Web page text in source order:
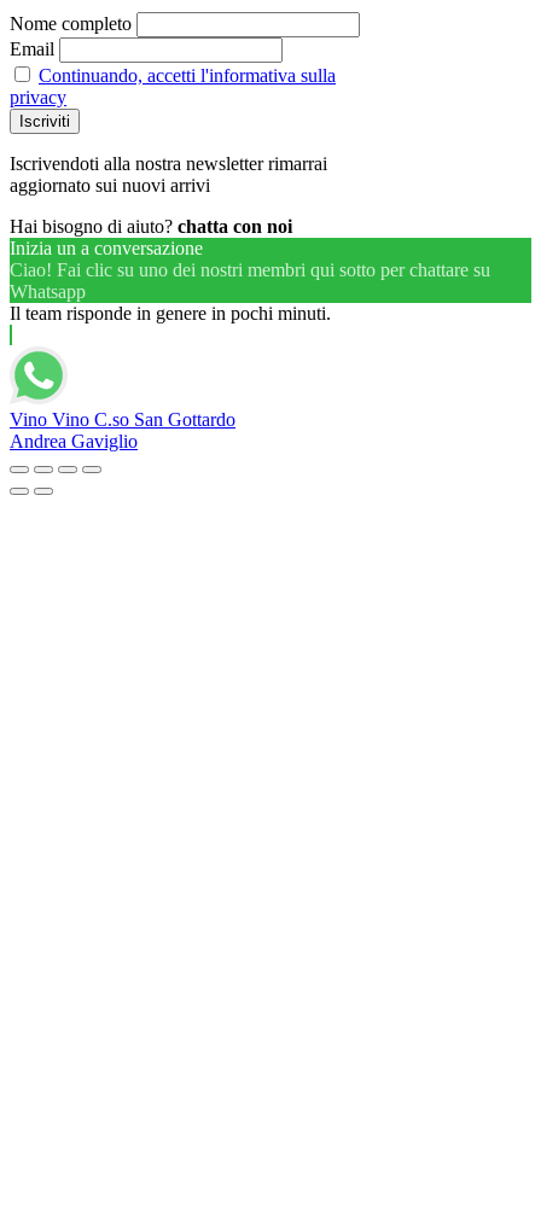
Nome completo
Email
Continuando, accetti l'informativa sulla
privacy
Iscrivendoti alla nostra newsletter rimarrai
aggiornato sui nuovi arrivi
Hai bisogno di aiuto? chatta con noi
Inizia un a conversazione
Ciao! Fai clic su uno dei nostri membri qui sotto per chattare su
Whatsapp
Il team risponde in genere in pochi minuti.
Vino Vino C.so San Gottardo
Andrea Gaviglio